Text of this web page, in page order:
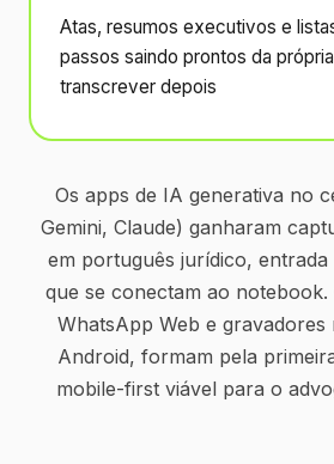
Atas, resumos executivos e
passos saindo prontos da
transcrever depois
Os apps de IA generativa no
Gemini, Claude) ganharam
em português jurídico,
que se conectam ao notebook.
WhatsApp Web e gravadores
Android, formam pela
mobile-first viável para o